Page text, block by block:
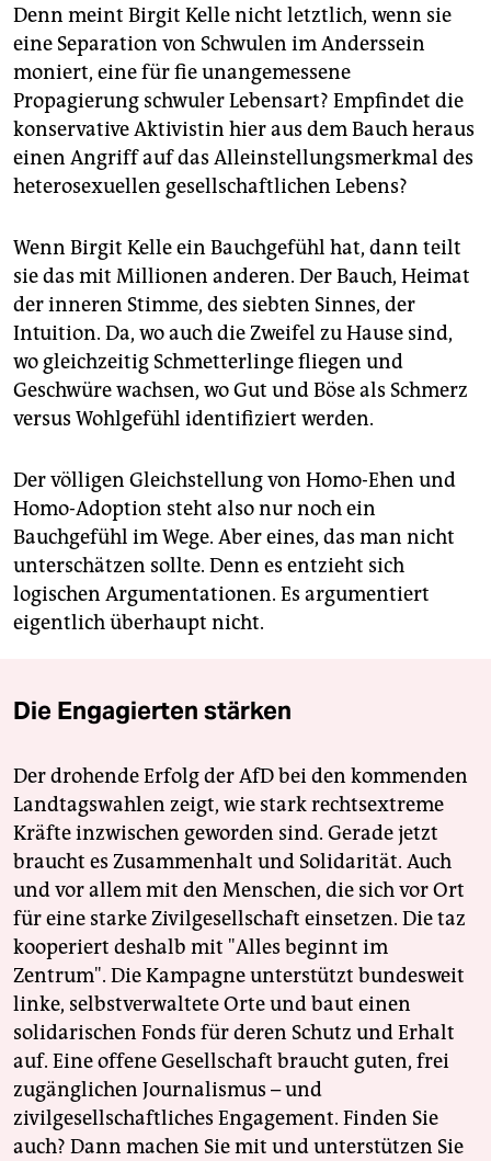
Denn meint Birgit Kelle nicht letztlich, wenn sie
eine Separation von Schwulen im Anderssein
moniert, eine für fie unangemessene
Propagierung schwuler Lebensart? Empfindet die
konservative Aktivistin hier aus dem Bauch heraus
einen Angriff auf das Alleinstellungsmerkmal des
heterosexuellen gesellschaftlichen Lebens?
Wenn Birgit Kelle ein Bauchgefühl hat, dann teilt
sie das mit Millionen anderen. Der Bauch, Heimat
der inneren Stimme, des siebten Sinnes, der
Intuition. Da, wo auch die Zweifel zu Hause sind,
wo gleichzeitig Schmetterlinge fliegen und
Geschwüre wachsen, wo Gut und Böse als Schmerz
versus Wohlgefühl identifiziert werden.
Der völligen Gleichstellung von Homo-Ehen und
Homo-Adoption steht also nur noch ein
Bauchgefühl im Wege. Aber eines, das man nicht
unterschätzen sollte. Denn es entzieht sich
logischen Argumentationen. Es argumentiert
eigentlich überhaupt nicht.
Die Engagierten stärken
Der drohende Erfolg der AfD bei den kommenden
Landtagswahlen zeigt, wie stark rechtsextreme
Kräfte inzwischen geworden sind. Gerade jetzt
braucht es Zusammenhalt und Solidarität. Auch
und vor allem mit den Menschen, die sich vor Ort
für eine starke Zivilgesellschaft einsetzen. Die taz
kooperiert deshalb mit "Alles beginnt im
Zentrum". Die Kampagne unterstützt bundesweit
linke, selbstverwaltete Orte und baut einen
solidarischen Fonds für deren Schutz und Erhalt
auf. Eine offene Gesellschaft braucht guten, frei
zugänglichen Journalismus – und
zivilgesellschaftliches Engagement. Finden Sie
auch? Dann machen Sie mit und unterstützen Sie